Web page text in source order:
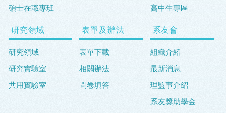
碩士在職專班
高中生專區
研究領域
研究領域
研究實驗室
共用實驗室
表單及辦法
表單下載
相關辦法
問卷填答
系友會
組織介紹
最新消息
理監事介紹
系友獎助學金